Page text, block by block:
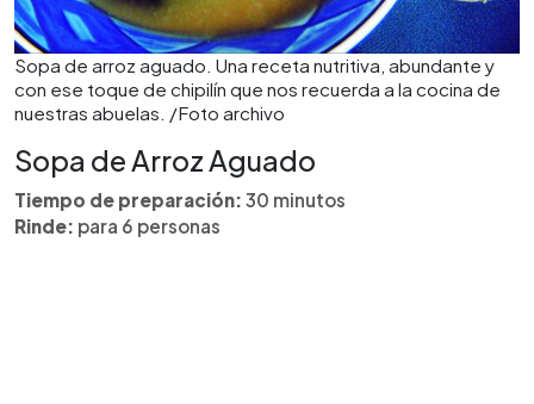
Sopa de arroz aguado. Una receta nutritiva, abundante y
con ese toque de chipilín que nos recuerda a la cocina de
nuestras abuelas. /Foto archivo
Sopa de Arroz Aguado
Tiempo de preparación: 30 minutos
Rinde: para 6 personas